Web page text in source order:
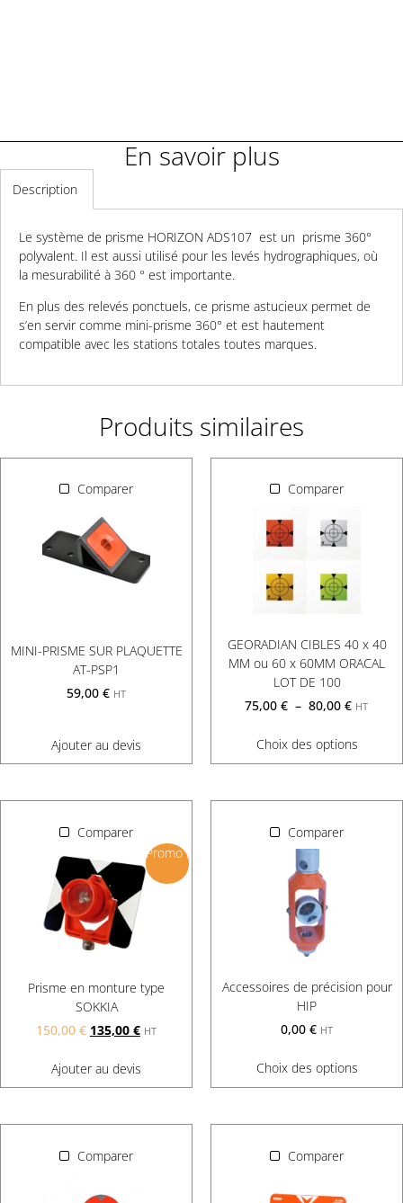
En savoir plus
Description
Le système de prisme HORIZON ADS107 est un prisme 360°
polyvalent. Il est aussi utilisé pour les levés hydrographiques, où
la mesurabilité à 360 ° est importante.
En plus des relevés ponctuels, ce prisme astucieux permet de
s’en servir comme mini-prisme 360° et est hautement
compatible avec les stations totales toutes marques.
Produits similaires
Comparer
MINI-PRISME SUR PLAQUETTE
AT-PSP1
59,00 € HT
Ajouter au devis
Comparer
GEORADIAN CIBLES 40 x 40
MM ou 60 x 60MM ORACAL
LOT DE 100
75,00€ – 80,00€ HT
Choix des options
Comparer
Promo !
Prisme en monture type
SOKKIA
150,00 € 135,00 € HT
Ajouter au devis
Comparer
Accessoires de précision pour
HIP
0,00 € HT
Choix des options
Comparer Comparer